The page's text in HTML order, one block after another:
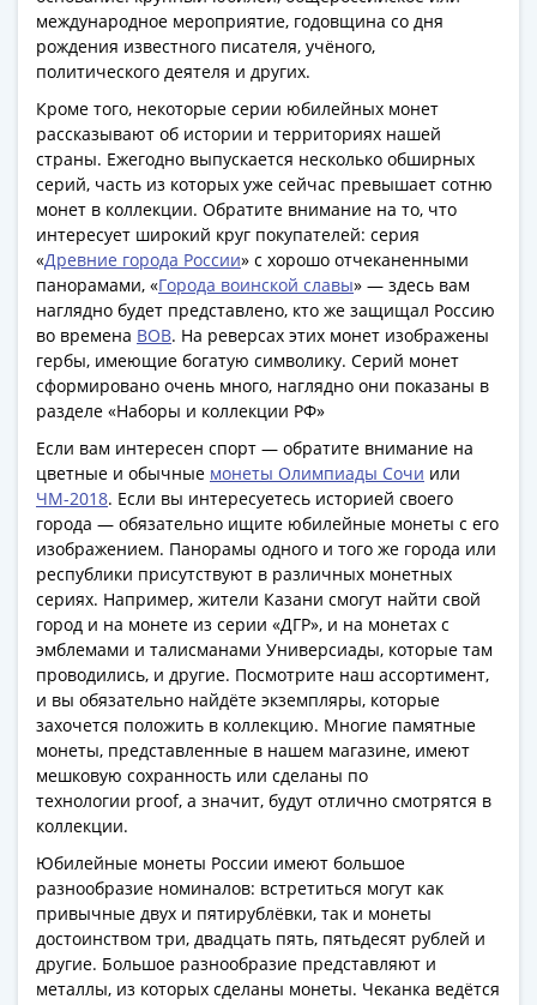
международное мероприятие, годовщина со дня
рождения известного писателя, учёного,
политического деятеля и других.
Кроме того, некоторые серии юбилейных монет
рассказывают об истории и территориях нашей
страны. Ежегодно выпускается несколько обширных
серий, часть из которых уже сейчас превышает сотню
монет в коллекции. Обратите внимание на то, что
интересует широкий круг покупателей: серия
«Древние города России» с хорошо отчеканенными
панорамами, «Города воинской славы» — здесь вам
наглядно будет представлено, кто же защищал Россию
во времена ВОВ. На реверсах этих монет изображены
гербы, имеющие богатую символику. Серий монет
сформировано очень много, наглядно они показаны в
разделе «Наборы и коллекции РФ»
Если вам интересен спорт — обратите внимание на
цветные и обычные монеты Олимпиады Сочи или
ЧМ-2018. Если вы интересуетесь историей своего
города — обязательно ищите юбилейные монеты с его
изображением. Панорамы одного и того же города или
республики присутствуют в различных монетных
сериях. Например, жители Казани смогут найти свой
город и на монете из серии «ДГР», и на монетах с
эмблемами и талисманами Универсиады, которые там
проводились, и другие. Посмотрите наш ассортимент,
и вы обязательно найдёте экземпляры, которые
захочется положить в коллекцию. Многие памятные
монеты, представленные в нашем магазине, имеют
мешковую сохранность или сделаны по
технологии proof, а значит, будут отлично смотрятся в
коллекции.
Юбилейные монеты России имеют большое
разнообразие номиналов: встретиться могут как
привычные двух и пятирублёвки, так и монеты
достоинством три, двадцать пять, пятьдесят рублей и
другие. Большое разнообразие представляют и
металлы, из которых сделаны монеты. Чеканка ведётся